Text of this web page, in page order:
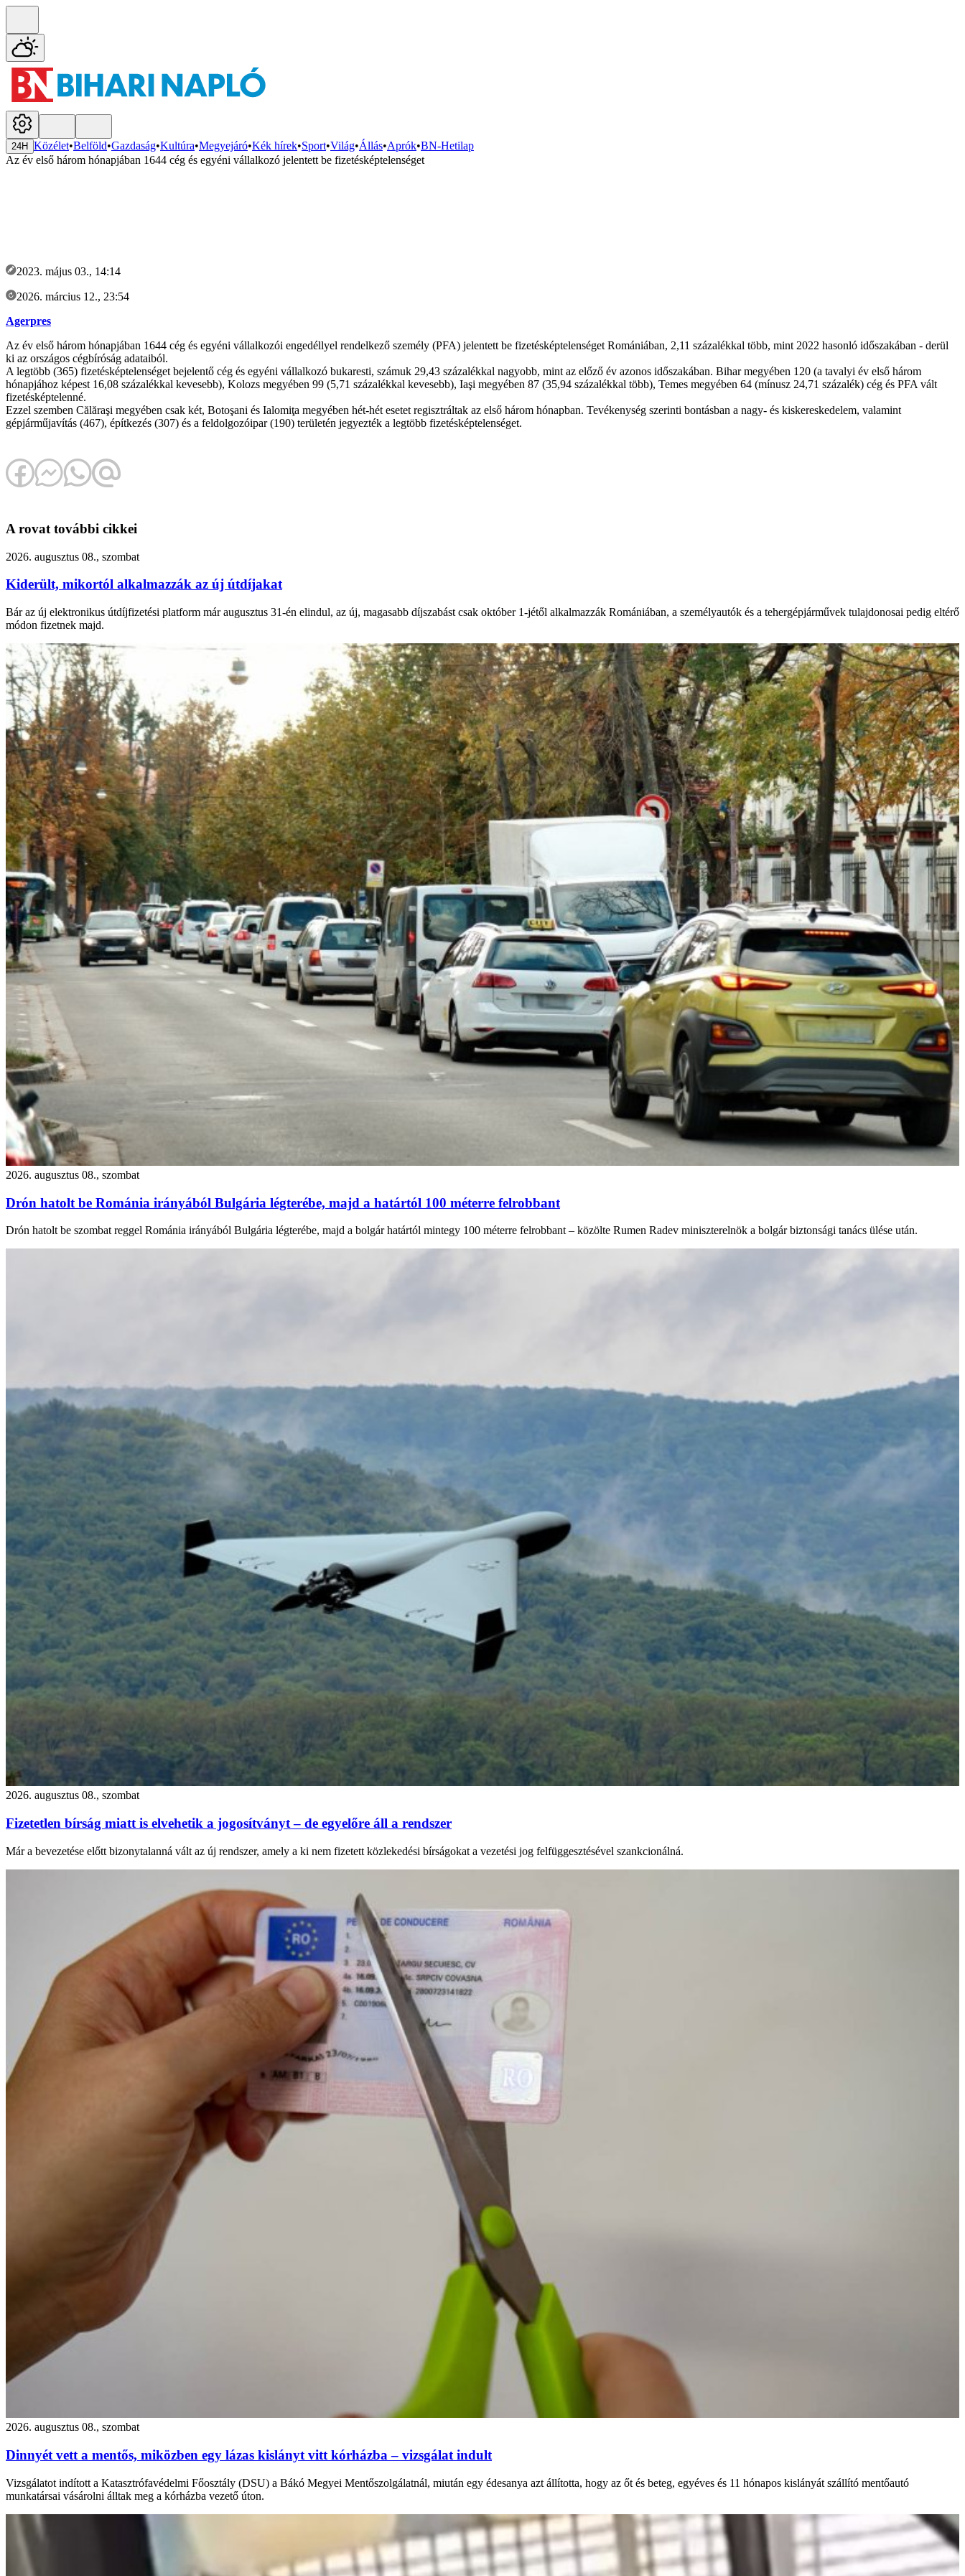
24H Közélet•Belföld•Gazdaság•Kultúra•Megyejáró•Kék hírek•Sport•Világ•Állás•Aprók•BN-Hetilap
Az év első három hónapjában 1644 cég és egyéni vállalkozó jelentett be fizetésképtelenséget
2023. május 03., 14:14
2026. március 12., 23:54
Agerpres
Az év első három hónapjában 1644 cég és egyéni vállalkozói engedéllyel rendelkező személy (PFA) jelentett be fizetésképtelenséget Romániában, 2,11 százalékkal több, mint 2022 hasonló időszakában - derül
ki az országos cégbíróság adataiból.
A legtöbb (365) fizetésképtelenséget bejelentő cég és egyéni vállalkozó bukaresti, számuk 29,43 százalékkal nagyobb, mint az előző év azonos időszakában. Bihar megyében 120 (a tavalyi év első három
hónapjához képest 16,08 százalékkal kevesebb), Kolozs megyében 99 (5,71 százalékkal kevesebb), Iaşi megyében 87 (35,94 százalékkal több), Temes megyében 64 (mínusz 24,71 százalék) cég és PFA vált
fizetésképtelenné.
Ezzel szemben Călăraşi megyében csak két, Botoşani és Ialomiţa megyében hét-hét esetet regisztráltak az első három hónapban. Tevékenység szerinti bontásban a nagy- és kiskereskedelem, valamint
gépjárműjavítás (467), építkezés (307) és a feldolgozóipar (190) területén jegyezték a legtöbb fizetésképtelenséget.
A rovat további cikkei
2026. augusztus 08., szombat
Kiderült, mikortól alkalmazzák az új útdíjakat
Bár az új elektronikus útdíjfizetési platform már augusztus 31-én elindul, az új, magasabb díjszabást csak október 1-jétől alkalmazzák Romániában, a személyautók és a tehergépjárművek tulajdonosai pedig eltérő
módon fizetnek majd.
2026. augusztus 08., szombat
Drón hatolt be Románia irányából Bulgária légterébe, majd a határtól 100 méterre felrobbant
Drón hatolt be szombat reggel Románia irányából Bulgária légterébe, majd a bolgár határtól mintegy 100 méterre felrobbant – közölte Rumen Radev miniszterelnök a bolgár biztonsági tanács ülése után.
2026. augusztus 08., szombat
Fizetetlen bírság miatt is elvehetik a jogosítványt – de egyelőre áll a rendszer
Már a bevezetése előtt bizonytalanná vált az új rendszer, amely a ki nem fizetett közlekedési bírságokat a vezetési jog felfüggesztésével szankcionálná.
2026. augusztus 08., szombat
Dinnyét vett a mentős, miközben egy lázas kislányt vitt kórházba – vizsgálat indult
Vizsgálatot indított a Katasztrófavédelmi Főosztály (DSU) a Bákó Megyei Mentőszolgálatnál, miután egy édesanya azt állította, hogy az őt és beteg, egyéves és 11 hónapos kislányát szállító mentőautó
munkatársai vásárolni álltak meg a kórházba vezető úton.